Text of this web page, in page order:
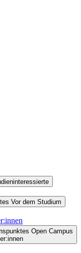
Vor dem Studium
Open Campus